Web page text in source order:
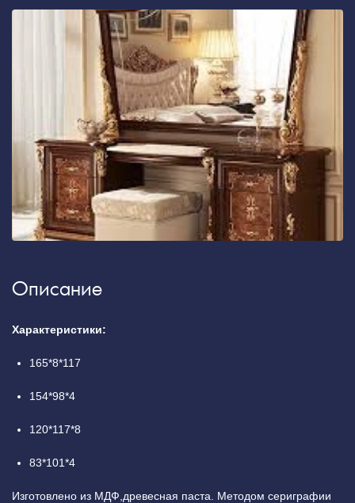
Описание
Характеристики:
165*8*117
154*98*4
120*117*8
83*101*4
Изготовлено из МДФ,древесная паста. Методом сериграфии